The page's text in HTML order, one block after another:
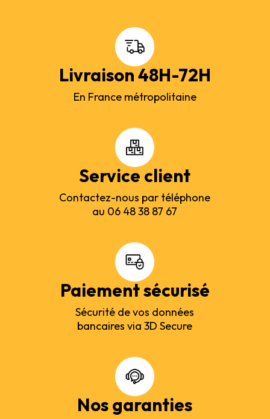
Livraison 48H-72H
En France métropolitaine
Service client
Contactez-nous par téléphone
au 06 48 38 87 67
Paiement sécurisé
Sécurité de vos données
bancaires via 3D Secure
Nos garanties